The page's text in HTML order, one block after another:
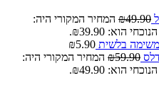
₪49.90
המחיר המקורי היה:
הוא: ₪39.90.
בלשית
₪5.90
₪59.90
המחיר המקורי היה:
הוא: ₪49.90.